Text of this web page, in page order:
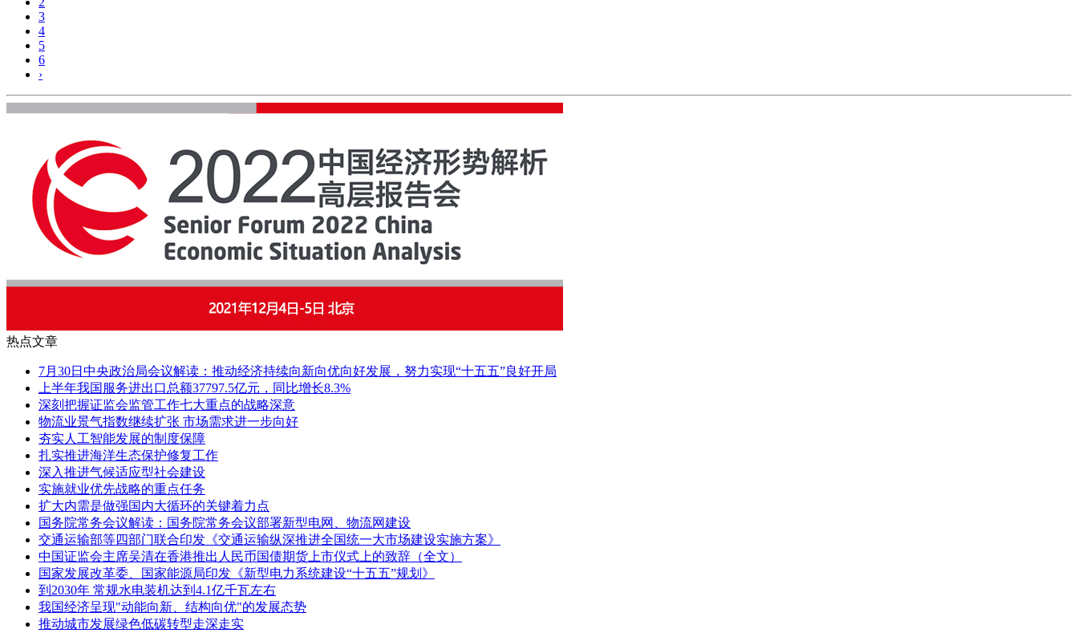
3
4
5
6
›
热点文章
7月30日中央政治局会议解读：推动经济持续向新向优向好发展，努力实现“十五五”良好开局
上半年我国服务进出口总额37797.5亿元，同比增长8.3%
深刻把握证监会监管工作七大重点的战略深意
物流业景气指数继续扩张 市场需求进一步向好
夯实人工智能发展的制度保障
扎实推进海洋生态保护修复工作
深入推进气候适应型社会建设
实施就业优先战略的重点任务
扩大内需是做强国内大循环的关键着力点
国务院常务会议解读：国务院常务会议部署新型电网、物流网建设
交通运输部等四部门联合印发《交通运输纵深推进全国统一大市场建设实施方案》
中国证监会主席吴清在香港推出人民币国债期货上市仪式上的致辞（全文）
国家发展改革委、国家能源局印发《新型电力系统建设“十五五”规划》
到2030年 常规水电装机达到4.1亿千瓦左右
我国经济呈现"动能向新、结构向优"的发展态势
推动城市发展绿色低碳转型走深走实